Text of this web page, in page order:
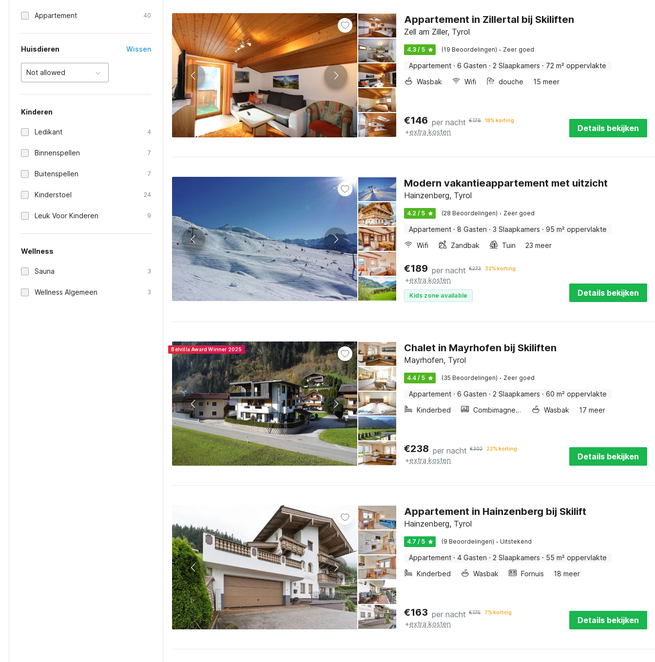
Appartement 40
Huisdieren Wissen
Not allowed
Kinderen
Ledikant 4
Binnenspellen 7
Buitenspellen 7
Kinderstoel 24
Leuk Voor Kinderen 9
Wellness
Sauna 3
Wellness Algemeen 3
Appartement in Zillertal bij Skiliften
Zell am Ziller, Tyrol
4.3 / 5 (19 Beoordelingen) · Zeer goed
Appartement · 6 Gasten · 2 Slaapkamers · 72 m² oppervlakte
Wasbak
Wifi douche 15 meer
€146 per nacht €176 18% korting
+extra kosten Details bekijken
Modern vakantieappartement met uitzicht
Hainzenberg, Tyrol
4.2 / 5 (28 Beoordelingen) · Zeer goed
Appartement · 8 Gasten · 3 Slaapkamers · 95 m² oppervlakte
Wifi
Zandbak Tuin 23 meer
€189 per nacht €273 32% korting
+extra kosten
Kids zone available Details bekijken
Belvilla Award Winner 2025 Chalet in Mayrhofen bij Skiliften
Mayrhofen, Tyrol
4.4 / 5 (35 Beoordelingen) · Zeer goed
Appartement · 6 Gasten · 2 Slaapkamers · 60 m² oppervlakte
Kinderbed
Combimagnetron Wasbak 17 meer
€238 per nacht €302 22% korting
+extra kosten Details bekijken
Appartement in Hainzenberg bij Skilift
Hainzenberg, Tyrol
4.7 / 5 (9 Beoordelingen) · Uitstekend
Appartement · 4 Gasten · 2 Slaapkamers · 55 m² oppervlakte
Kinderbed
Wasbak Fornuis 18 meer
€163 per nacht €175 7% korting
+extra kosten Details bekijken